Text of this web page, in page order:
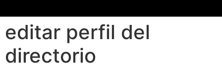
editar perfil del
directorio